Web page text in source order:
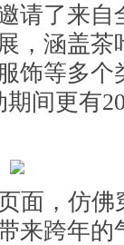
请了来自
，涵盖茶
饰等多个
间更有
面，仿
来跨年的